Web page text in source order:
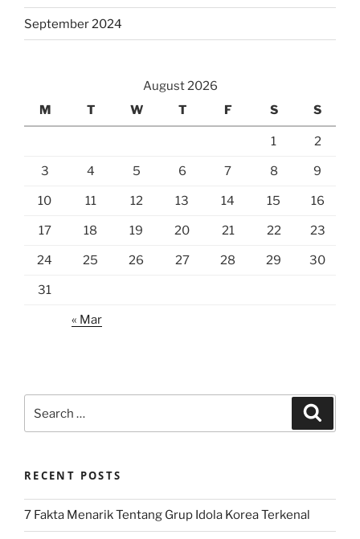
September 2024
August 2026
M
T W T F S S
1 2
3 4 5 6 7 8 9
10 11 12 13 14 15 16
17 18 19 20 21 22 23
24 25 26 27 28 29 30
31
« Mar
for:
RECENT POSTS
7 Fakta Menarik Tentang Grup Idola Korea Terkenal